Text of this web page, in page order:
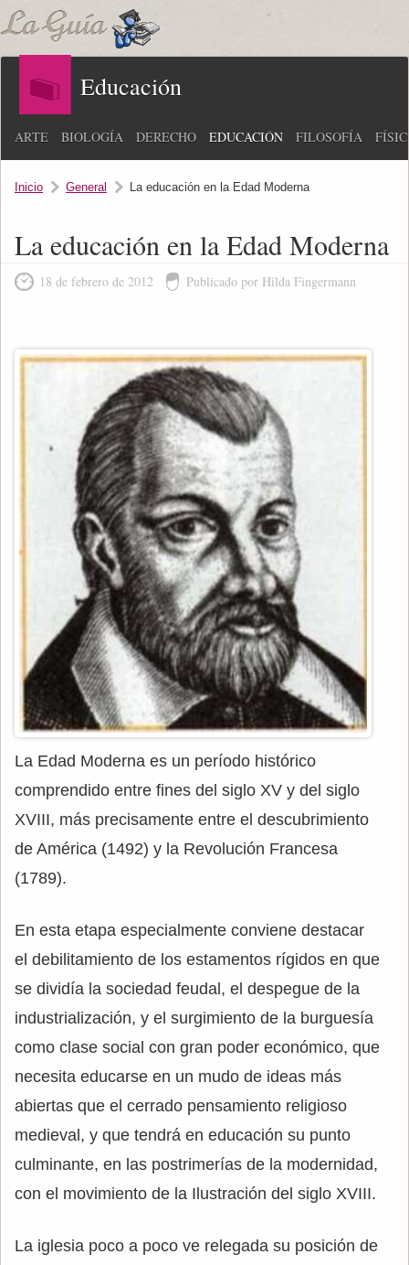
Educación
ARTE BIOLOGÍA DERECHO EDUCACIÓN FILOSOFÍA
Inicio General La educación en la Edad Moderna
La educación en la Edad Moderna
18 de febrero de 2012 Publicado por Hilda Fingermann
La Edad Moderna es un período histórico
comprendido entre fines del siglo XV y del siglo
XVIII, más precisamente entre el descubrimiento
de América (1492) y la Revolución Francesa
(1789).
En esta etapa especialmente conviene destacar
el debilitamiento de los estamentos rígidos en que
se dividía la sociedad feudal, el despegue de la
industrialización, y el surgimiento de la burguesía
como clase social con gran poder económico, que
necesita educarse en un mudo de ideas más
abiertas que el cerrado pensamiento religioso
medieval, y que tendrá en educación su punto
culminante, en las postrimerías de la modernidad,
con el movimiento de la Ilustración del siglo XVIII.
La iglesia poco a poco ve relegada su posición de